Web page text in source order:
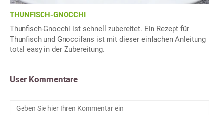
THUNFISCH-GNOCCHI
Thunfisch-Gnocchi ist schnell zubereitet. Ein Rezept für
Thunfisch und Gnoccifans ist mit dieser einfachen Anleitung
total easy in der Zubereitung.
User Kommentare